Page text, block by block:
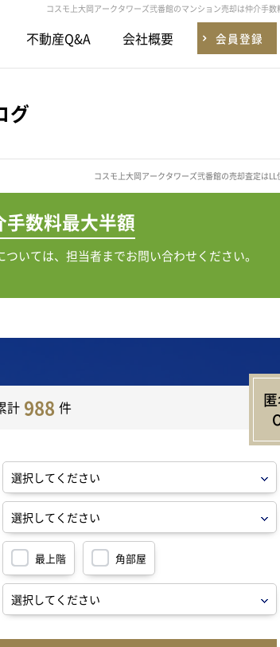
コスモ上大岡アークタワーズ弐番館のマンション売却は仲介手
不動産Q&A 会社概要 会員登録
グ
コスモ上大岡アークタワーズ弐番館の売却査定はLL
手数料最大半額
ついては、担当者までお問い合わせください。
計 988 件
最上階 角部屋